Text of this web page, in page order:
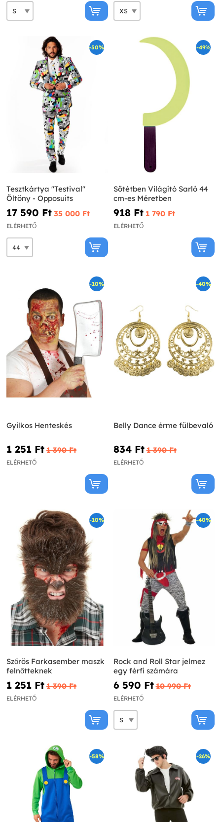
-50%
Tesztkártya "Testival"
Öltöny - Opposuits
17 590 Ft‎ 35 000 Ft‎
ELÉRHETŐ
-49%
Sötétben Világító Sarló 44
cm-es Méretben
918 Ft‎ 1 790 Ft‎
ELÉRHETŐ
-10%
Gyilkos Henteskés
1 251 Ft‎ 1 390 Ft‎
ELÉRHETŐ
-40%
Belly Dance érme fülbevaló
834 Ft‎ 1 390 Ft‎
ELÉRHETŐ
-10%
Szőrös Farkasember maszk
felnőtteknek
1 251 Ft‎ 1 390 Ft‎
ELÉRHETŐ
-40%
Rock and Roll Star jelmez
egy férfi számára
6 590 Ft‎ 10 990 Ft‎
ELÉRHETŐ
-58% -26%